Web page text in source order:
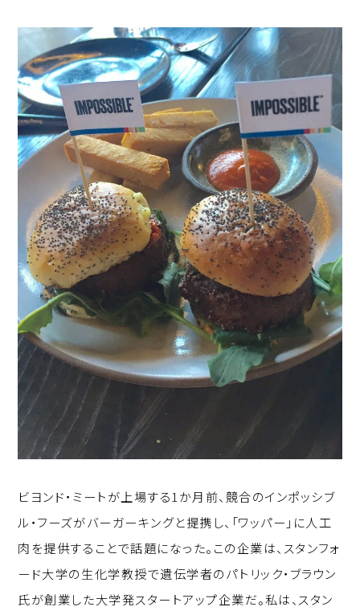
ビヨンド・ミートが上場する1か月前、競合のインポッシブ
ル・フーズがバーガーキングと提携し、「ワッパー」に人工
肉を提供することで話題になった。この企業は、スタンフォ
ード大学の生化学教授で遺伝学者のパトリック・ブラウン
氏が創業した大学発スタートアップ企業だ。私は、スタン